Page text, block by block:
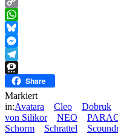
Copy
Link
WhatsApp
Bluesky
Messenger
Telegram
Threema
Share
Markiert
in:Avatara Cleo Dobruk
von Silikor
NEO
Schorm
Schrattel